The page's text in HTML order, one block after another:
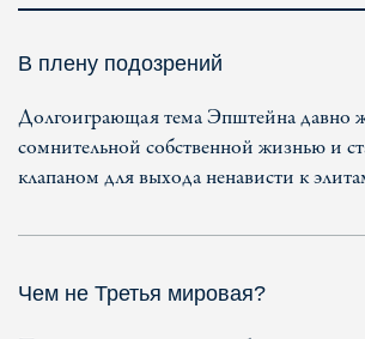
В плену подозрений
Долгоиграющая тема Эпштейна давно
сомнительной собственной жизнью и
клапаном для выхода ненависти к
Чем не Третья мировая?